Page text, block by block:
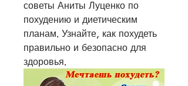
советы Аниты Луценко по
похудению и диетическим
планам. Узнайте, как похудеть
правильно и безопасно для
здоровья.